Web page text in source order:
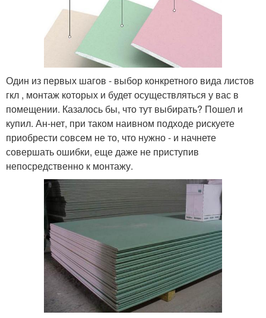
Один из первых шагов - выбор конкретного вида листов
гкл , монтаж которых и будет осуществляться у вас в
помещении. Казалось бы, что тут выбирать? Пошел и
купил. Ан-нет, при таком наивном подходе рискуете
приобрести совсем не то, что нужно - и начнете
совершать ошибки, еще даже не приступив
непосредственно к монтажу.